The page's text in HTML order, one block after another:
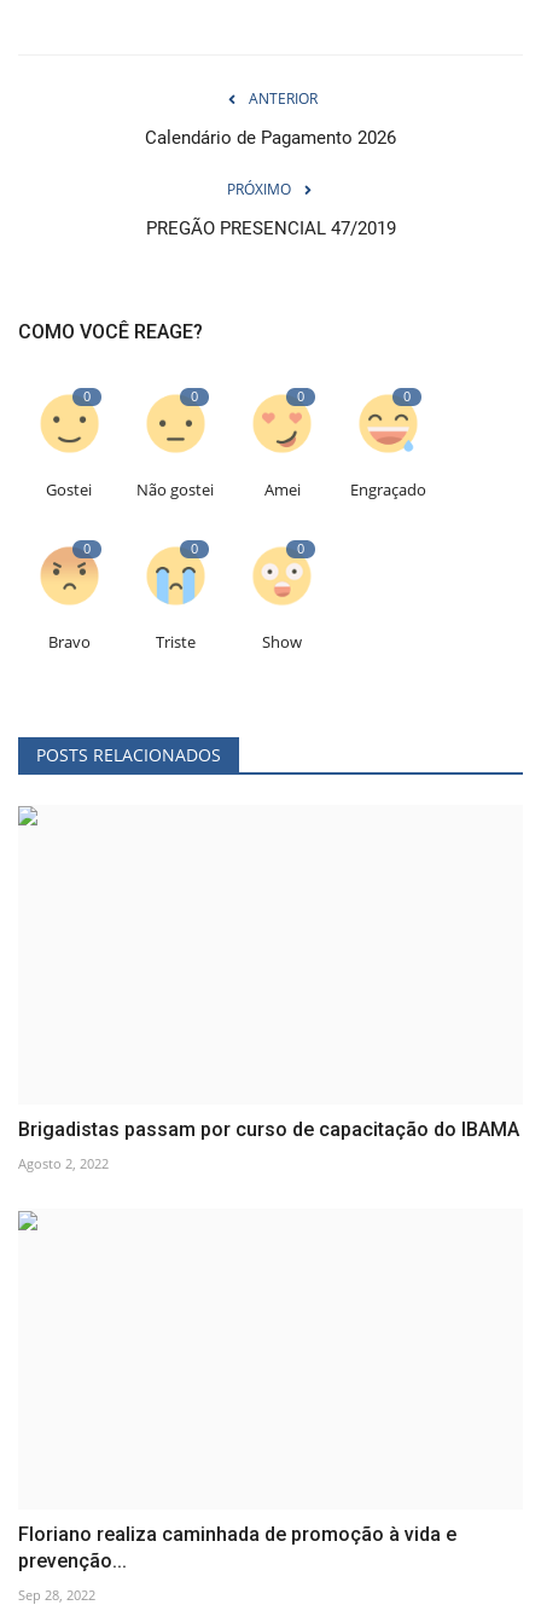
ANTERIOR
Calendário de Pagamento 2026
PRÓXIMO
PREGÃO PRESENCIAL 47/2019
COMO VOCÊ REAGE?
0
Gostei
0
Não gostei
0
Amei
0
Engraçado
0
Bravo
0
Triste
0
Show
POSTS RELACIONADOS
Brigadistas passam por curso de capacitação do IBAMA
Agosto 2, 2022
Floriano realiza caminhada de promoção à vida e
prevenção...
Sep 28, 2022